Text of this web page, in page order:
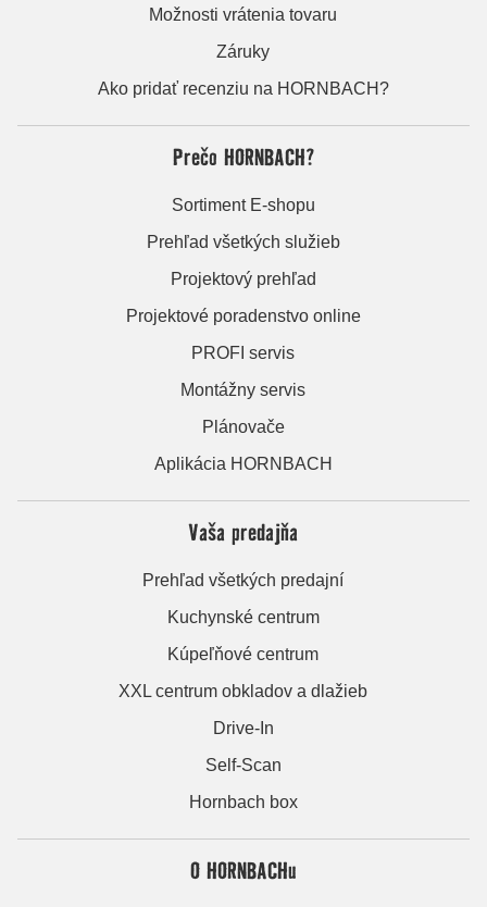
Možnosti vrátenia tovaru
Záruky
Ako pridať recenziu na HORNBACH?
Prečo HORNBACH?
Sortiment E-shopu
Prehľad všetkých služieb
Projektový prehľad
Projektové poradenstvo online
PROFI servis
Montážny servis
Plánovače
Aplikácia HORNBACH
Vaša predajňa
Prehľad všetkých predajní
Kuchynské centrum
Kúpeľňové centrum
XXL centrum obkladov a dlažieb
Drive-In
Self-Scan
Hornbach box
O HORNBACHu